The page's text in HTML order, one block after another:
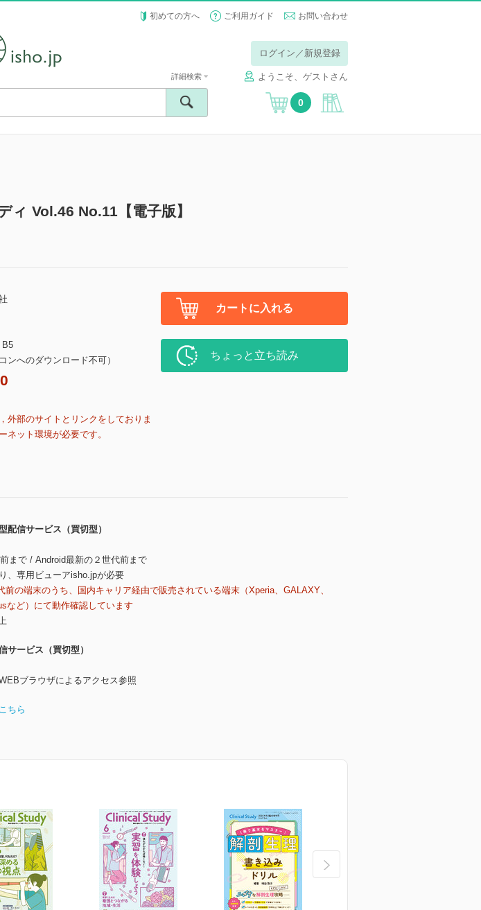
初めての方へ ご利用ガイド お問い合わせ
ログイン／新規登録
ようこそ、ゲストさん
詳細検索
0
ィ Vol.46 No.11【電子版】
B5
ンへのダウンロード不可）
外部のサイトとリンクをしておりま
ネット環境が必要です。
カートに入れる
ちょっと立ち読み
配信サービス（買切型）
まで / Android最新の２世代前まで
、専用ビューアisho.jpが必要
の端末のうち、国内キャリア経由で販売されている端末（Xperia、GALAXY、
など）にて動作確認しています
サービス（買切型）
ブラウザによるアクセス参照
こちら